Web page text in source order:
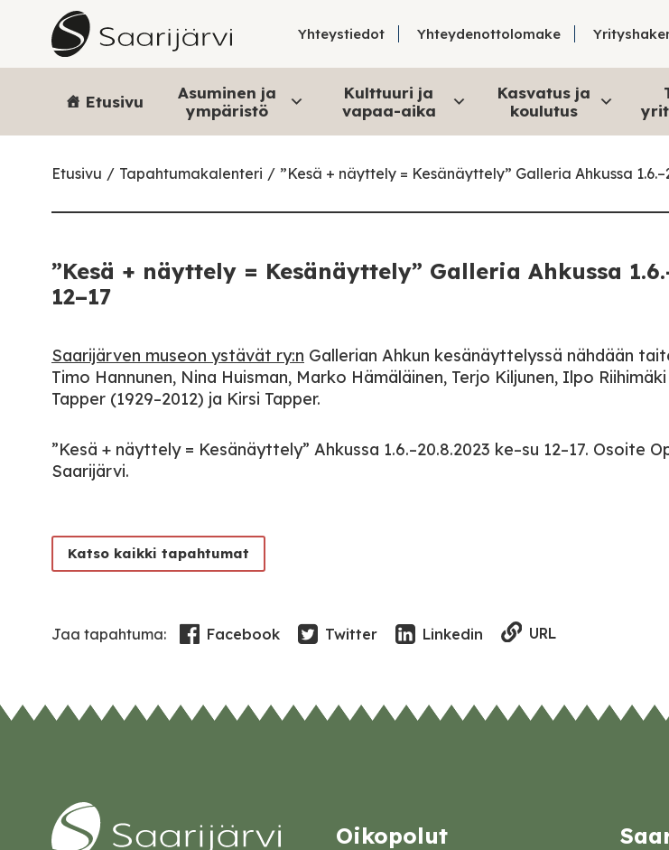
Skip to content
Yhteystiedot Yhteydenottolomake
Etusivu
Asuminen ja
ympäristö
Kulttuuri ja
vapaa-aika
Kasvatus ja
koulutus
Etusivu Tapahtumakalenteri ”Kesä + näyttely = Kesänäyttely” Galleria Ahkussa
”Kesä + näyttely = Kesänäyttely” Galleria Ahkussa
12–17
Saarijärven museon ystävät ry:n Gallerian Ahkun kesänäyttelyssä nähdään
Timo Hannunen, Nina Huisman, Marko Hämäläinen, Terjo Kiljunen, Ilpo
Tapper (1929–2012) ja Kirsi Tapper.
”Kesä + näyttely = Kesänäyttely” Ahkussa 1.6.–20.8.2023 ke–su 12–17. Osoite
Saarijärvi.
Katso kaikki tapahtumat
Jaa tapahtuma: Facebook Twitter Linkedin URL
Oikopolut